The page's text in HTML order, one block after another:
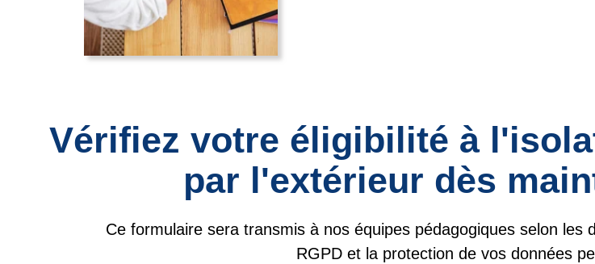
Vérifiez votre éligibilité à
par l'extérieur dès
Ce formulaire sera transmis à nos équipes pédagogiques selon les
RGPD et la protection de vos données